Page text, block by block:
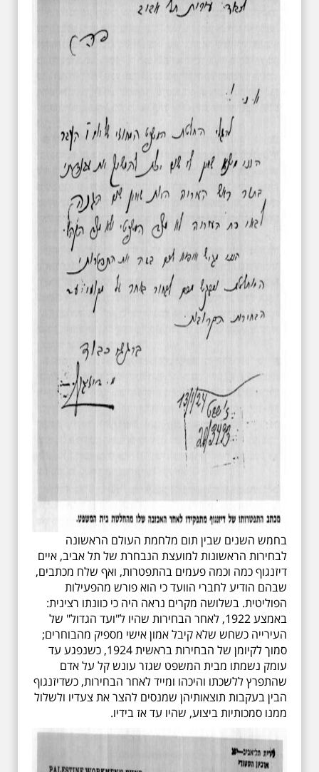
בחמש השנים שבין תום מלחמת העולם הראשונה
לבחירות הראשונות למועצת הנבחרת של תל אביב, איים
דיזנגוף כמה וכמה פעמים בהתפטרות, ואף שלח מכתבים,
שבהם הודיע לחברי הוועד כי הוא פורש מהפעילות
הפוליטית. בשלושה מקרים נראה היה כי כוונתו רצינית:
באמצע 1922, לאחר הבחירות שהיו ל"ועד הגדול" של
העירייה כשחש שלא קיבל אמון אישי מספיק מהבוחרים;
סמוך לקיומן של הבחירות בראשית 1924, כשנפגע עד
עומק נשמתו מבית המשפט שגזר עונש קל על אדם
שהתפרץ ללשכתו והיכהו ומייד לאחר הבחירות, כשדיזנגוף
הבין בעקבות תוצאותיהן שמנסים להצר את צעדיו ולשלול
ממנו סמכותיות ביצוע, שהיו עד אז בידיו.